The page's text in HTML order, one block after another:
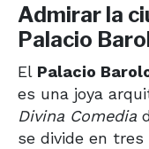
Admirar la
Palacio
El Palacio
es una joya
Divina Comedia
se divide en